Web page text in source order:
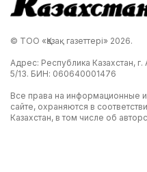
© ТОО «Қазақ газеттері» 2026.
Адрес: Республика Казахстан, г.
5/13. БИН: 060640001476
Все права на информационные
сайте, охраняются в
Казахстан, в том числе об